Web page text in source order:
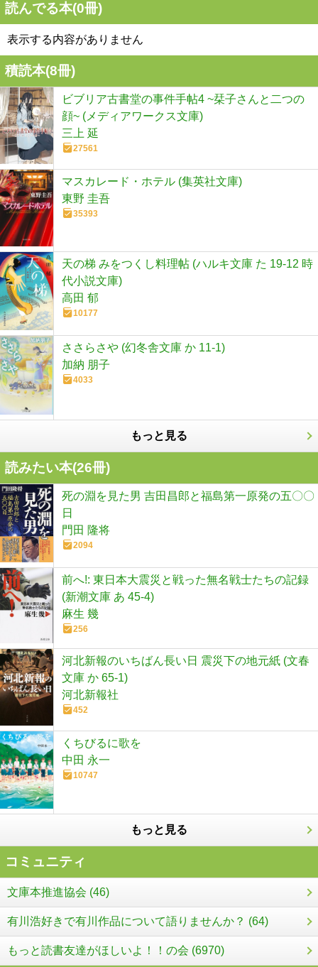
読んでる本(0冊)
表示する内容がありません
積読本(8冊)
ビブリア古書堂の事件手帖4 ~栞子さんと二つの
顔~ (メディアワークス文庫)
三上 延
27561
マスカレード・ホテル (集英社文庫)
東野 圭吾
35393
天の梯 みをつくし料理帖 (ハルキ文庫 た 19-12 時
代小説文庫)
高田 郁
10177
ささらさや (幻冬舎文庫 か 11-1)
加納 朋子
4033
もっと見る
読みたい本(26冊)
死の淵を見た男 吉田昌郎と福島第一原発の五〇〇
日
門田 隆将
2094
前へ!: 東日本大震災と戦った無名戦士たちの記録
(新潮文庫 あ 45-4)
麻生 幾
256
河北新報のいちばん長い日 震災下の地元紙 (文春
文庫 か 65-1)
河北新報社
452
くちびるに歌を
中田 永一
10747
もっと見る
コミュニティ
文庫本推進協会 (46)
有川浩好きで有川作品について語りませんか？ (64)
もっと読書友達がほしいよ！！の会 (6970)